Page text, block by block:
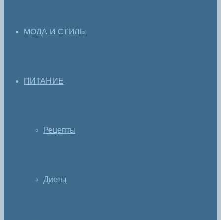
МОДА И СТИЛЬ
ПИТАНИЕ
Рецепты
Диеты